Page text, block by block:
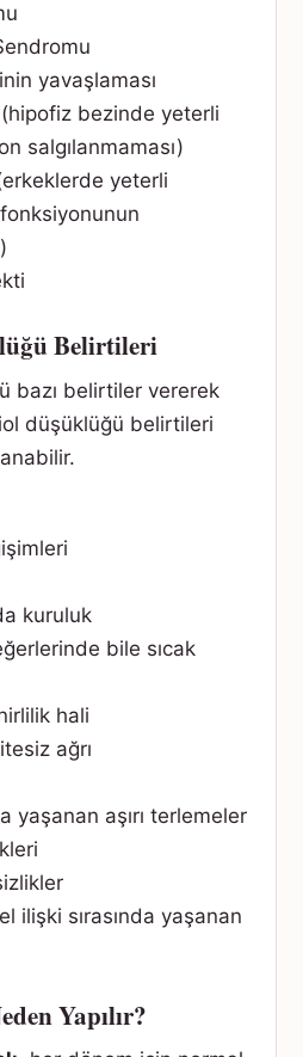
yavaşlaması
bezinde yeterli
salgılanmaması)
yeterli
Belirtileri
bazı belirtiler vererek
düşüklüğü belirtileri
kuruluk
bile sıcak
hali
ağrı
yaşanan aşırı terlemeler
ilişki sırasında yaşanan
Yapılır?